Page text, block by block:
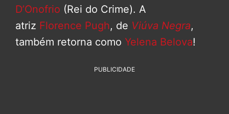
D’Onofrio (Rei do Crime). A
atriz Florence Pugh, de Viúva Negra,
também retorna como Yelena Belova!
PUBLICIDADE